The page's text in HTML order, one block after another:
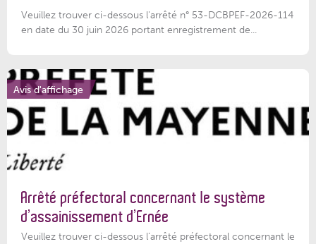
Veuillez trouver ci-dessous l'arrêté n° 53-DCBPEF-2026-114
en date du 30 juin 2026 portant enregistrement de...
Avis d'affichage
Arrêté préfectoral concernant le système
d’assainissement d’Ernée
Veuillez trouver ci-dessous l’arrêté préfectoral concernant le